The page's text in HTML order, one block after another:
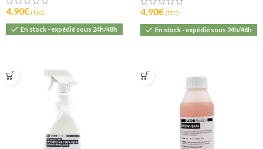
4,90€ (T.T.C).
En stock - expédié sous 24h/48h
4,90€ (T.T.C).
En stock - expédié sous 24h/48h